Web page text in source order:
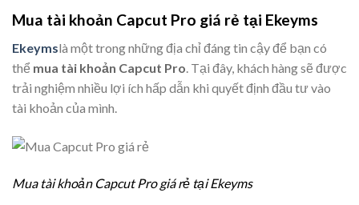
Mua tài khoản Capcut Pro giá rẻ tại Ekeyms
Ekeymslà một trong những địa chỉ đáng tin cậy để bạn có
thể mua tài khoản Capcut Pro. Tại đây, khách hàng sẽ được
trải nghiệm nhiều lợi ích hấp dẫn khi quyết định đầu tư vào
tài khoản của mình.
Mua tài khoản Capcut Pro giá rẻ tại Ekeyms